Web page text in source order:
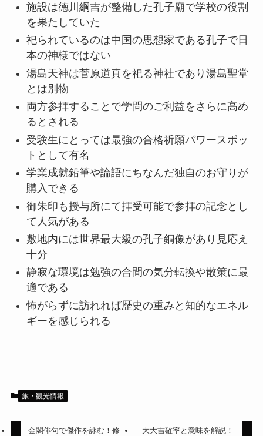
施設は徳川綱吉が整備した孔子廟で学校の役割
を果たしていた
祀られているのは中国の思想家である孔子で日
本の神様ではない
湯島天神は菅原道真を祀る神社であり湯島聖堂
とは別物
両方参拝することで学問のご利益をさらに高め
るとされる
受験生にとっては最強の合格祈願パワースポッ
トとして有名
学業成就鉛筆や論語にちなんだ独自のお守りが
購入できる
御朱印も授与所にて拝受可能で参拝の記念とし
て人気がある
敷地内には世界最大級の孔子銅像があり見応え
十分
静寂な環境は勉強の合間の気分転換や散策に最
適である
怖がらずに訪れれば歴史の重みと知的なエネル
ギーを感じられる
旅・観光情報
金閣俳句で傑作を詠む！修
大大吉確率と意味を解説！